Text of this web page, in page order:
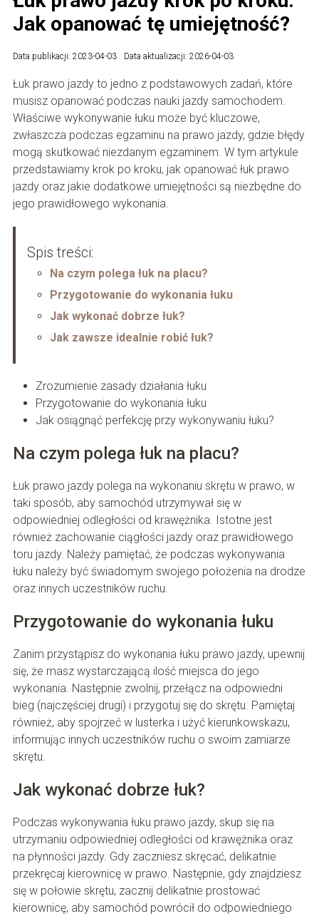
Jak opanować tę umiejętność?
Data publikacji: 2023-04-03 Data aktualizacji: 2026-04-03
Łuk prawo jazdy to jedno z podstawowych zadań, które
musisz opanować podczas nauki jazdy samochodem.
Właściwe wykonywanie łuku może być kluczowe,
zwłaszcza podczas egzaminu na prawo jazdy, gdzie błędy
mogą skutkować niezdanym egzaminem. W tym artykule
przedstawiamy krok po kroku, jak opanować łuk prawo
jazdy oraz jakie dodatkowe umiejętności są niezbędne do
jego prawidłowego wykonania.
Spis treści:
Na czym polega łuk na placu?
Przygotowanie do wykonania łuku
Jak wykonać dobrze łuk?
Jak zawsze idealnie robić łuk?
Zrozumienie zasady działania łuku
Przygotowanie do wykonania łuku
Jak osiągnąć perfekcję przy wykonywaniu łuku?
Na czym polega łuk na placu?
Łuk prawo jazdy polega na wykonaniu skrętu w prawo, w
taki sposób, aby samochód utrzymywał się w
odpowiedniej odległości od krawężnika. Istotne jest
również zachowanie ciągłości jazdy oraz prawidłowego
toru jazdy. Należy pamiętać, że podczas wykonywania
łuku należy być świadomym swojego położenia na drodze
oraz innych uczestników ruchu.
Przygotowanie do wykonania łuku
Zanim przystąpisz do wykonania łuku prawo jazdy, upewnij
się, że masz wystarczającą ilość miejsca do jego
wykonania. Następnie zwolnij, przełącz na odpowiedni
bieg (najczęściej drugi) i przygotuj się do skrętu. Pamiętaj
również, aby spojrzeć w lusterka i użyć kierunkowskazu,
informując innych uczestników ruchu o swoim zamiarze
skrętu.
Jak wykonać dobrze łuk?
Podczas wykonywania łuku prawo jazdy, skup się na
utrzymaniu odpowiedniej odległości od krawężnika oraz
na płynności jazdy. Gdy zaczniesz skręcać, delikatnie
przekręcaj kierownicę w prawo. Następnie, gdy znajdziesz
się w połowie skrętu, zacznij delikatnie prostować
kierownicę, aby samochód powrócił do odpowiedniego